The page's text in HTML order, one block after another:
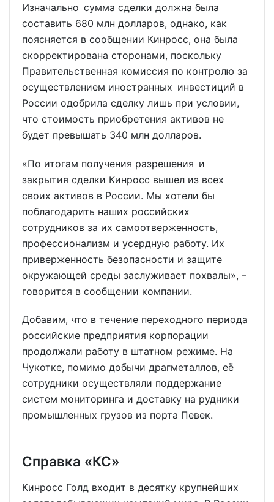
Изначально сумма сделки должна была
составить 680 млн долларов, однако, как
поясняется в сообщении Кинросс, она была
скорректирована сторонами, поскольку
Правительственная комиссия по контролю за
осуществлением иностранных инвестиций в
России одобрила сделку лишь при условии,
что стоимость приобретения активов не
будет превышать 340 млн долларов.
«По итогам получения разрешения и
закрытия сделки Кинросс вышел из всех
своих активов в России. Мы хотели бы
поблагодарить наших российских
сотрудников за их самоотверженность,
профессионализм и усердную работу. Их
приверженность безопасности и защите
окружающей среды заслуживает похвалы», –
говорится в сообщении компании.
Добавим, что в течение переходного периода
российские предприятия корпорации
продолжали работу в штатном режиме. На
Чукотке, помимо добычи драгметаллов, её
сотрудники осуществляли поддержание
систем мониторинга и доставку на рудники
промышленных грузов из порта Певек.
Справка «КС»
Кинросс Голд входит в десятку крупнейших